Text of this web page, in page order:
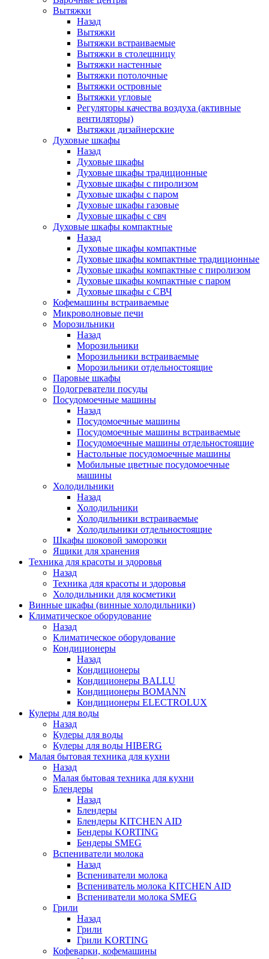
Вытяжки
Назад
Вытяжки
Вытяжки встраиваемые
Вытяжки в столещницу
Вытяжки настенные
Вытяжки потолочные
Вытяжки островные
Вытяжки угловые
Регуляторы качества воздуха (активные
вентиляторы)
Вытяжки дизайнерские
Духовые шкафы
Назад
Духовые шкафы
Духовые шкафы традиционные
Духовые шкафы с пиролизом
Духовые шкафы с паром
Духовые шкафы газовые
Духовые шкафы с свч
Духовые шкафы компактные
Назад
Духовые шкафы компактные
Духовые шкафы компактные традиционные
Духовые шкафы компактные с пиролизом
Духовые шкафы компактные с паром
Духовые шкафы с СВЧ
Кофемашины встраиваемые
Микроволновые печи
Морозильники
Назад
Морозильники
Морозильники встраиваемые
Морозильники отдельностоящие
Паровые шкафы
Подогреватели посуды
Посудомоечные машины
Назад
Посудомоечные машины
Посудомоечные машины встраиваемые
Посудомоечные машины отдельностоящие
Настольные посудомоечные машины
Мобильные цветные посудомоечные
машины
Холодильники
Назад
Холодильники
Холодильники встраиваемые
Холодильники отдельностоящие
Шкафы шоковой заморозки
Ящики для хранения
Техника для красоты и здоровья
Назад
Техника для красоты и здоровья
Холодильники для косметики
Винные шкафы (винные холодильники)
Климатическое оборудование
Назад
Климатическое оборудование
Кондиционеры
Назад
Кондиционеры
Кондиционеры BALLU
Кондиционеры BOMANN
Кондиционеры ELECTROLUX
Кулеры для воды
Назад
Кулеры для воды
Кулеры для воды HIBERG
Малая бытовая техника для кухни
Назад
Малая бытовая техника для кухни
Блендеры
Назад
Блендеры
Блендеры KITCHEN AID
Бендеры KORTING
Бендеры SMEG
Вспениватели молока
Назад
Вспениватели молока
Вспениватель молока KITCHEN AID
Вспениватели молока SMEG
Грили
Назад
Грили
Грили KORTING
Кофеварки, кофемашины